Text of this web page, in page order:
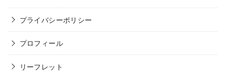
プライバシーポリシー
プロフィール
リーフレット